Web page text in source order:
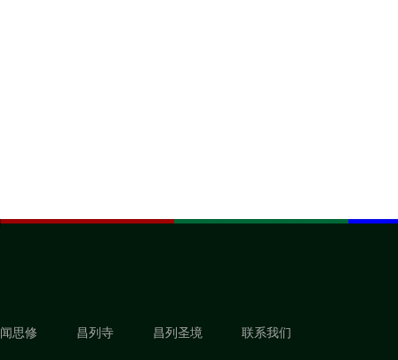
闻思修 昌列寺 昌列圣境 联系我们